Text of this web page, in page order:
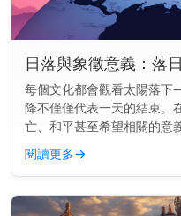
日落與象徵意義：落
每個文化都會觀看太陽落
降不僅僅代表一天的結束。
亡、和平甚至希望相關的意
同。 主要見解： 在各種文
變——但其意義會...
閱讀更多→